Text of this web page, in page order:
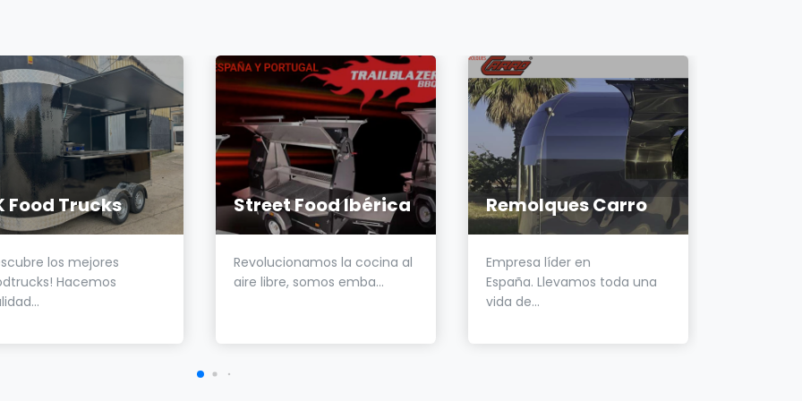
Food Trucks
los mejores
Hacemos
Street Food Ibérica
Revolucionamos la cocina al
aire libre, somos emba...
Remolques Carro
Empresa líder en
España. Llevamos toda una
vida de...